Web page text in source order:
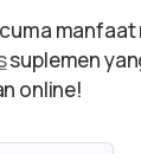
suplemen
online!